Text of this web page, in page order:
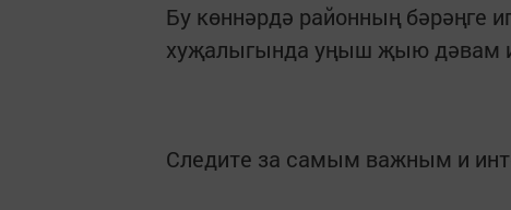
Бу көннәрдә районның бәрәңге
хуҗалыгында уңыш җыю дәвам
Следите за самым важным и